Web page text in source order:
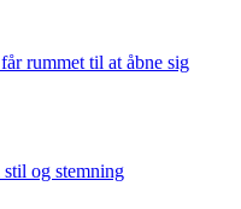
rummet til at åbne sig
og stemning